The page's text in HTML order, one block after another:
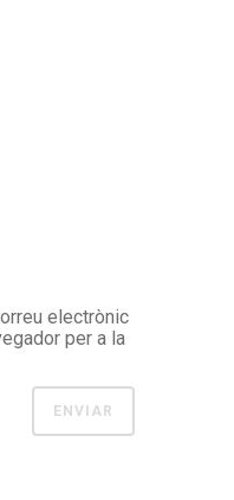
electrònic
per a la